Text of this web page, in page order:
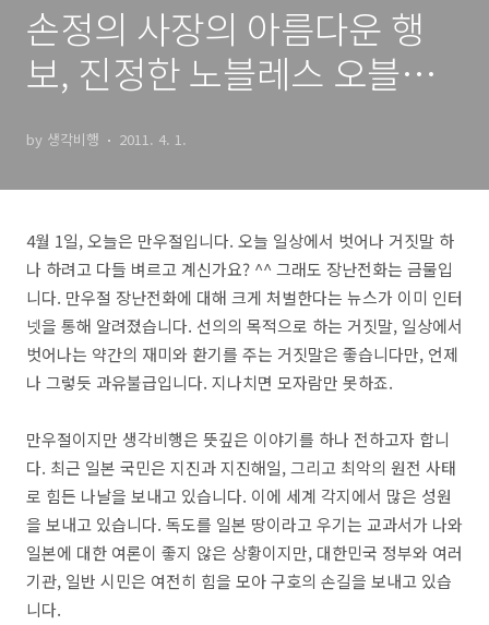
손정의 사장의 아름다운 행
보, 진정한 노블레스 오블리
by 생각비행 2011. 4. 1.
4월 1일, 오늘은 만우절입니다. 오늘 일상에서 벗어나 거짓말 하
나 하려고 다들 벼르고 계신가요? ^^ 그래도 장난전화는 금물입
니다. 만우절 장난전화에 대해 크게 처벌한다는 뉴스가 이미 인터
넷을 통해 알려졌습니다. 선의의 목적으로 하는 거짓말, 일상에서
벗어나는 약간의 재미와 환기를 주는 거짓말은 좋습니다만, 언제
나 그렇듯 과유불급입니다. 지나치면 모자람만 못하죠.
만우절이지만 생각비행은 뜻깊은 이야기를 하나 전하고자 합니
다. 최근 일본 국민은 지진과 지진해일, 그리고 최악의 원전 사태
로 힘든 나날을 보내고 있습니다. 이에 세계 각지에서 많은 성원
을 보내고 있습니다. 독도를 일본 땅이라고 우기는 교과서가 나와
일본에 대한 여론이 좋지 않은 상황이지만, 대한민국 정부와 여러
기관, 일반 시민은 여전히 힘을 모아 구호의 손길을 보내고 있습
니다.